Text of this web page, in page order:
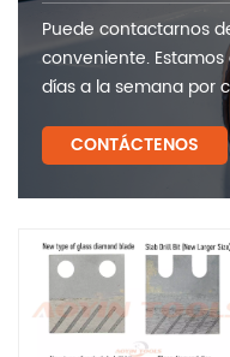
Puede contactarnos
conveniente.
días a la semana por
CONTÁCTENOS